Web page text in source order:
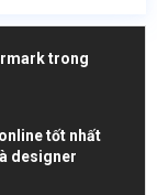
trong
tốt nhất
designer